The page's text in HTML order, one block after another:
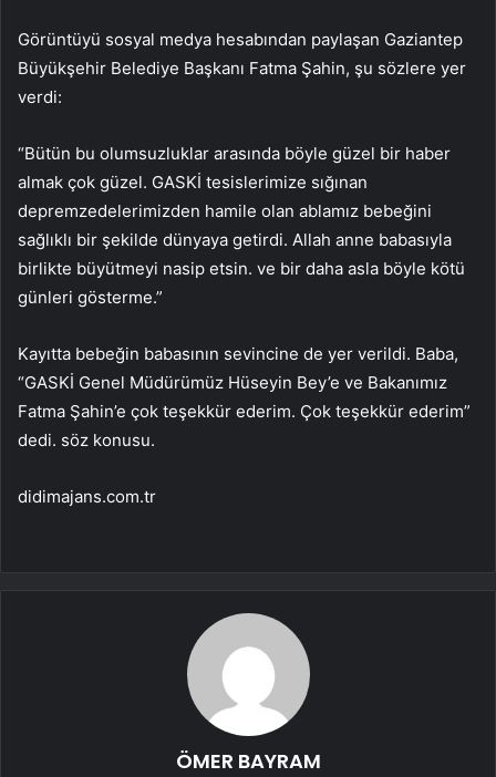
Görüntüyü sosyal medya hesabından paylaşan Gaziantep
Büyükşehir Belediye Başkanı Fatma Şahin, şu sözlere yer
verdi:
“Bütün bu olumsuzluklar arasında böyle güzel bir haber
almak çok güzel. GASKİ tesislerimize sığınan
depremzedelerimizden hamile olan ablamız bebeğini
sağlıklı bir şekilde dünyaya getirdi. Allah anne babasıyla
birlikte büyütmeyi nasip etsin. ve bir daha asla böyle kötü
günleri gösterme.”
Kayıtta bebeğin babasının sevincine de yer verildi. Baba,
“GASKİ Genel Müdürümüz Hüseyin Bey’e ve Bakanımız
Fatma Şahin’e çok teşekkür ederim. Çok teşekkür ederim”
dedi. söz konusu.
didimajans.com.tr
ÖMER BAYRAM